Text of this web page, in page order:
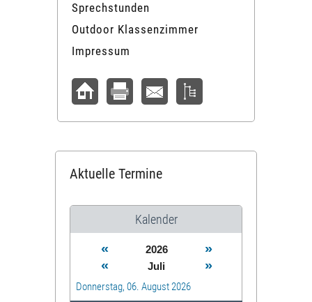
Sprechstunden
Outdoor Klassenzimmer
Impressum
Aktuelle Termine
Kalender
« 2026
»
«
Juli »
Donnerstag, 06. August 2026